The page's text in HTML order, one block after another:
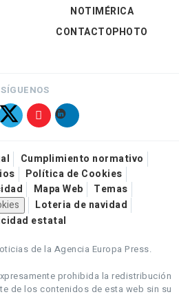
NOTIMÉRICA
CONTACTOPHOTO
SÍGUENOS
Cumplimiento normativo
Política de Cookies
Mapa Web
Temas
Loteria de navidad
estatal
de la Agencia Europa Press.
prohibida la redistribución
de los contenidos de esta web sin su